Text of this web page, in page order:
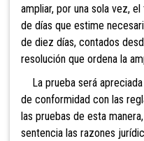
ampliar, por una sola vez,
de días que estime
de diez días, contados
resolución que ordena la
La prueba será
de conformidad con las
las pruebas de esta
sentencia las razones